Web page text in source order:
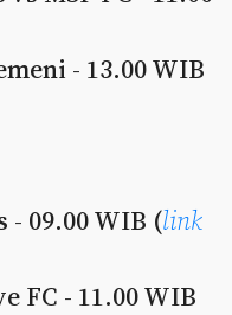
- 13.00 WIB
- 09.00 WIB (link
FC - 11.00 WIB